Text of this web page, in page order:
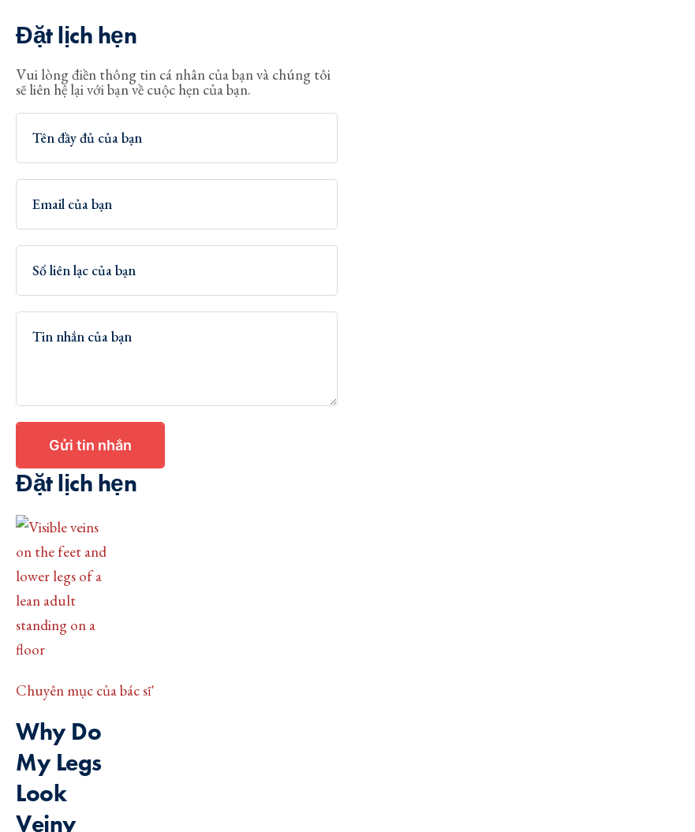
Đặt lịch hẹn
Vui lòng điền thông tin cá nhân của bạn và chúng tôi
sẽ liên hệ lại với bạn về cuộc hẹn của bạn.
Gửi tin nhắn
Đặt lịch hẹn
Chuyên mục của bác sĩ'
Why Do
My Legs
Look
Veiny